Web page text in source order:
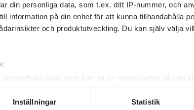
din personliga data, som t.ex. ditt IP-nummer, och
information på din enhet för att kunna tillhandahålla
och produktutveckling. Du kan själv välja
plats som kan ha en noggrannhet på upp
aktivt skanna den för specifika kännetecken
uppgifter behandlas och ställ in dina preferenser i
Inställningar Statistik